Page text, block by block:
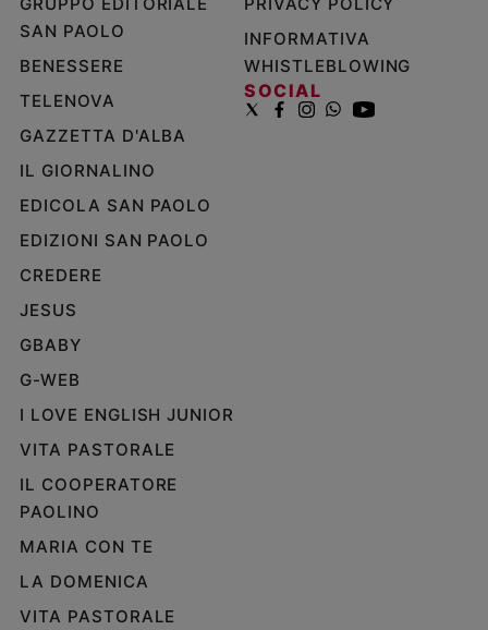
SAN PAOLO
BENESSERE
TELENOVA
GAZZETTA D'ALBA
IL GIORNALINO
EDICOLA SAN PAOLO
EDIZIONI SAN PAOLO
CREDERE
JESUS
GBABY
G-WEB
I LOVE ENGLISH JUNIOR
VITA PASTORALE
IL COOPERATORE
PAOLINO
MARIA CON TE
LA DOMENICA
VITA PASTORALE
INFORMATIVA
WHISTLEBLOWING
SOCIAL